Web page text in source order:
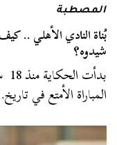
المصطبة
بُناة النادي الأهلي ..
شيدوه؟
المباراة الأمتع في